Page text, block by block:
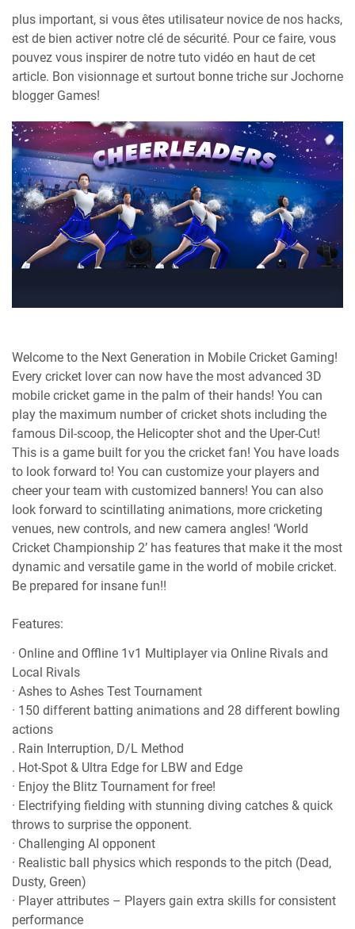
plus important, si vous êtes utilisateur novice de nos hacks,
est de bien activer notre clé de sécurité. Pour ce faire, vous
pouvez vous inspirer de notre tuto vidéo en haut de cet
article. Bon visionnage et surtout bonne triche sur Jochorne
blogger Games!
Welcome to the Next Generation in Mobile Cricket Gaming!
Every cricket lover can now have the most advanced 3D
mobile cricket game in the palm of their hands! You can
play the maximum number of cricket shots including the
famous Dil-scoop, the Helicopter shot and the Uper-Cut!
This is a game built for you the cricket fan! You have loads
to look forward to! You can customize your players and
cheer your team with customized banners! You can also
look forward to scintillating animations, more cricketing
venues, new controls, and new camera angles! ‘World
Cricket Championship 2’ has features that make it the most
dynamic and versatile game in the world of mobile cricket.
Be prepared for insane fun!!
Features:
· Online and Offline 1v1 Multiplayer via Online Rivals and
Local Rivals
· Ashes to Ashes Test Tournament
· 150 different batting animations and 28 different bowling
actions
. Rain Interruption, D/L Method
. Hot-Spot & Ultra Edge for LBW and Edge
· Enjoy the Blitz Tournament for free!
· Electrifying fielding with stunning diving catches & quick
throws to surprise the opponent.
· Challenging AI opponent
· Realistic ball physics which responds to the pitch (Dead,
Dusty, Green)
· Player attributes – Players gain extra skills for consistent
performance